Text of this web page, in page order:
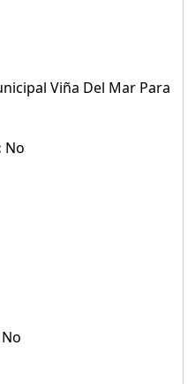
Viña Del Mar Para
No
No